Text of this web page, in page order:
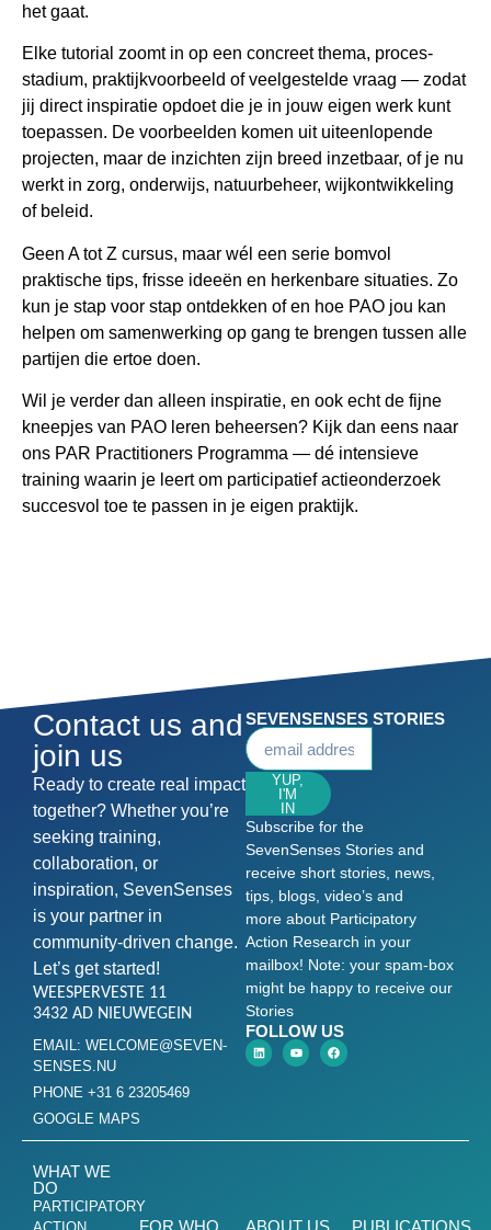
het gaat.
Elke tutorial zoomt in op een concreet thema, proces-
stadium, praktijkvoorbeeld of veelgestelde vraag — zodat
jij direct inspiratie opdoet die je in jouw eigen werk kunt
toepassen. De voorbeelden komen uit uiteenlopende
projecten, maar de inzichten zijn breed inzetbaar, of je nu
werkt in zorg, onderwijs, natuurbeheer, wijkontwikkeling
of beleid.
Geen A tot Z cursus, maar wél een serie bomvol
praktische tips, frisse ideeën en herkenbare situaties. Zo
kun je stap voor stap ontdekken of en hoe PAO jou kan
helpen om samenwerking op gang te brengen tussen alle
partijen die ertoe doen.
Wil je verder dan alleen inspiratie, en ook echt de fijne
kneepjes van PAO leren beheersen? Kijk dan eens naar
ons PAR Practitioners Programma — dé intensieve
training waarin je leert om participatief actieonderzoek
succesvol toe te passen in je eigen praktijk.
Contact us and
join us
Ready to create real impact
together? Whether you’re
seeking training,
collaboration, or
inspiration, SevenSenses
is your partner in
community-driven change.
Let’s get started!
WEESPERVESTE 11
3432 AD NIEUWEGEIN
EMAIL: WELCOME@SEVEN-
SENSES.NU
PHONE +31 6 23205469
GOOGLE MAPS
SEVENSENSES STORIES
YUP,
I'M
IN
Subscribe for the
SevenSenses Stories and
receive short stories, news,
tips, blogs, video’s and
more about Participatory
Action Research in your
mailbox! Note: your spam-box
might be happy to receive our
Stories
FOLLOW US
WHAT WE
DO
PARTICIPATORY